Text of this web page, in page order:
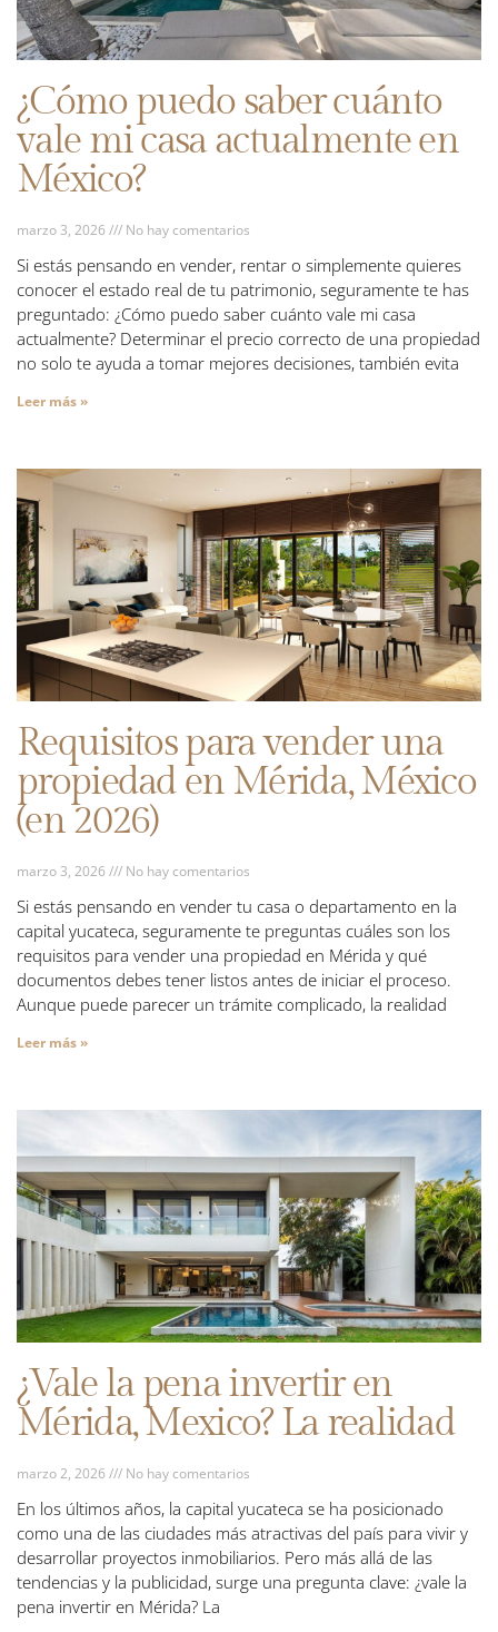
¿Cómo puedo saber cuánto
vale mi casa actualmente en
México?
marzo 3, 2026 No hay comentarios
Si estás pensando en vender, rentar o simplemente quieres
conocer el estado real de tu patrimonio, seguramente te has
preguntado: ¿Cómo puedo saber cuánto vale mi casa
actualmente? Determinar el precio correcto de una propiedad
no solo te ayuda a tomar mejores decisiones, también evita
Leer más »
Requisitos para vender una
propiedad en Mérida, México
(en 2026)
marzo 3, 2026 No hay comentarios
Si estás pensando en vender tu casa o departamento en la
capital yucateca, seguramente te preguntas cuáles son los
requisitos para vender una propiedad en Mérida y qué
documentos debes tener listos antes de iniciar el proceso.
Aunque puede parecer un trámite complicado, la realidad
Leer más »
¿Vale la pena invertir en
Mérida, Mexico? La realidad
marzo 2, 2026 No hay comentarios
En los últimos años, la capital yucateca se ha posicionado
como una de las ciudades más atractivas del país para vivir y
desarrollar proyectos inmobiliarios. Pero más allá de las
tendencias y la publicidad, surge una pregunta clave: ¿vale la
pena invertir en Mérida? La